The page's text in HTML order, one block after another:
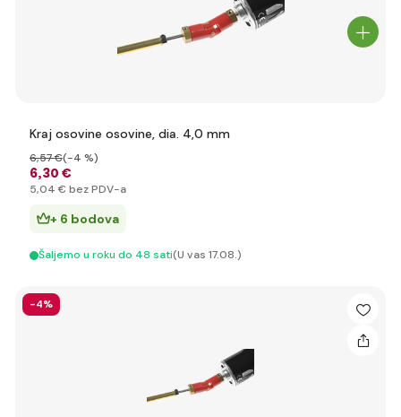
Kraj osovine osovine, dia. 4,0 mm
6,30 €
6,57 €(-4 %)
5,04 € bez PDV-a
+ 6 bodova
Šaljemo u roku do 48 sati(U vas 17.08.)
-4%